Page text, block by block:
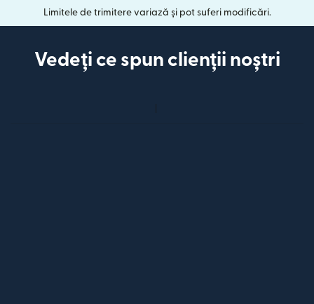
Limitele de trimitere variază și pot suferi modificări.
Vedeți ce spun clienții noștri